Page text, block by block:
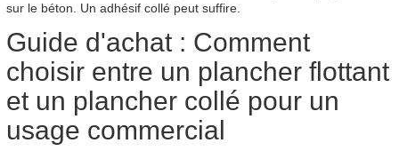
sur le béton. Un adhésif collé peut suffire.
Guide d'achat : Comment
choisir entre un plancher flottant
et un plancher collé pour un
usage commercial